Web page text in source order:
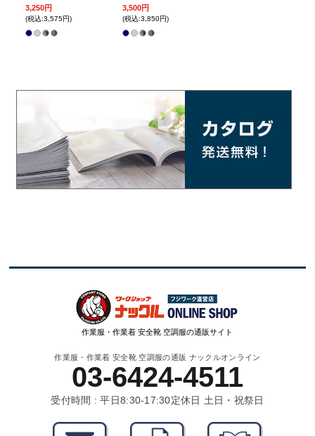
3,250円
(税込:3,575円)
3,500円
(税込:3,850円)
作業服・作業着 安全靴 空調服の通販サイト
作業服・作業着 安全靴 空調服の通販 ナックルオンライン
03-6424-4511
受付時間 : 平日8:30-17:30定休日 土日・祝祭日